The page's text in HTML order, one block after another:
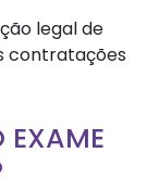
legal de
contratações
EXAME